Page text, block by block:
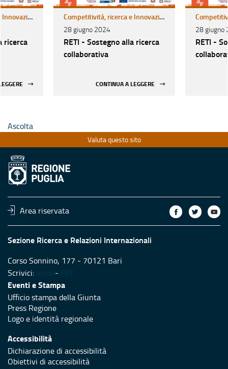
Competitività, ricerca e Innovazione
ricerca
Competitività, ricerca e Innovazione
28 giugno 2024
RETI - Sostegno alla ricerca
collaborativa
CONTINUA A LEGGERE
28 giugno
RETI -
Ascolta
Valuta questo sito
Area riservata
Sezione Ricerca e Relazioni Internazionali
Corso Sonnino, 177 - 70121 Bari
Scrivici: email - PEC
Eventi e Stampa
Ufficio stampa della Giunta
Press Regione
Logo e identità regionale
Accessibilità
Dichiarazione di accessibilità
Obiettivi di accessibilità